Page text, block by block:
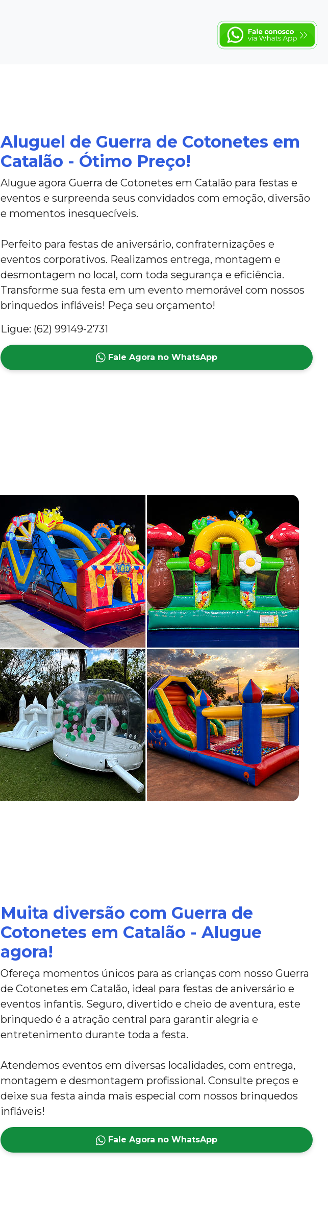
Aluguel de Guerra de Cotonetes em
Catalão - Ótimo Preço!
Alugue agora Guerra de Cotonetes em Catalão para festas e
eventos e surpreenda seus convidados com emoção, diversão
e momentos inesquecíveis.
Perfeito para festas de aniversário, confraternizações e
eventos corporativos. Realizamos entrega, montagem e
desmontagem no local, com toda segurança e eficiência.
Transforme sua festa em um evento memorável com nossos
brinquedos infláveis! Peça seu orçamento!
Ligue: (62) 99149-2731
Fale Agora no WhatsApp
Muita diversão com Guerra de
Cotonetes em Catalão - Alugue
agora!
Ofereça momentos únicos para as crianças com nosso Guerra
de Cotonetes em Catalão, ideal para festas de aniversário e
eventos infantis. Seguro, divertido e cheio de aventura, este
brinquedo é a atração central para garantir alegria e
entretenimento durante toda a festa.
Atendemos eventos em diversas localidades, com entrega,
montagem e desmontagem profissional. Consulte preços e
deixe sua festa ainda mais especial com nossos brinquedos
infláveis!
Fale Agora no WhatsApp